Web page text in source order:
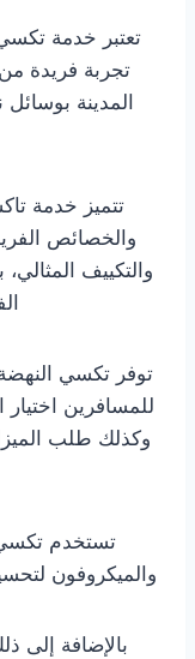
تعتبر خدمة
تجربة فريدة
المدينة
تتميز خدمة
والخصائص
والتكييف
توفر تكسي
للمسافرين
وكذلك طلب
تستخدم تكسي
والميكروفون
بالإضافة إلى